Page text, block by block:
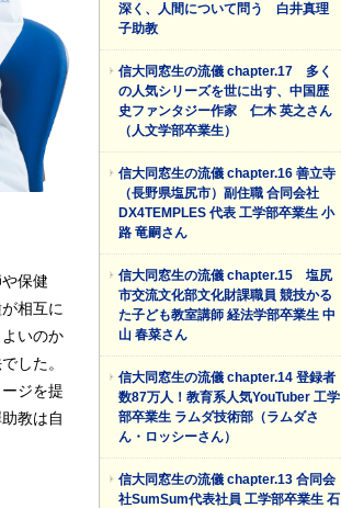
保健
相互に
いのか
した。
ジを提
教は自
深く、人間について問う 白井真理
子助教
信大同窓生の流儀 chapter.17 多く
の人気シリーズを世に出す、中国歴
史ファンタジー作家 仁木 英之さん
（人文学部卒業生）
信大同窓生の流儀 chapter.16 善立寺
（長野県塩尻市）副住職 合同会社
DX4TEMPLES 代表 工学部卒業生 小
路 竜嗣さん
信大同窓生の流儀 chapter.15 塩尻
市交流文化部文化財課職員 競技かる
た子ども教室講師 経法学部卒業生 中
山 春菜さん
信大同窓生の流儀 chapter.14 登録者
数87万人！教育系人気YouTuber 工学
部卒業生 ラムダ技術部（ラムダさ
ん・ロッシーさん）
信大同窓生の流儀 chapter.13 合同会
社SumSum代表社員 工学部卒業生 石